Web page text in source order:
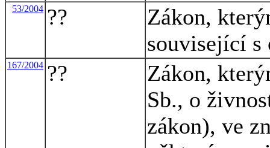
53/2004 ??
Zákon,
související s
167/2004 ??
Zákon,
Sb., o
zákon), ve